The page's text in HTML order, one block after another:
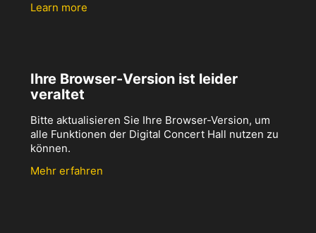
Learn more
Ihre Browser-Version ist leider
veraltet
Bitte aktualisieren Sie Ihre Browser-Version, um
alle Funktionen der Digital Concert Hall nutzen zu
können.
Mehr erfahren